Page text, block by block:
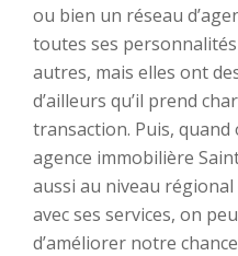
ou bien un réseau
toutes ses
autres, mais elles ont
d’ailleurs qu’il prend
transaction. Puis, quand
agence immobilière
aussi au niveau régional
avec ses services, on
d’améliorer notre